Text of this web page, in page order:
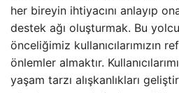
her bireyin ihtiyacını anlayıp
destek ağı oluşturmak. Bu
önceliğimiz kullanıcılarımızın
önlemler almaktır.
yaşam tarzı alışkanlıkları